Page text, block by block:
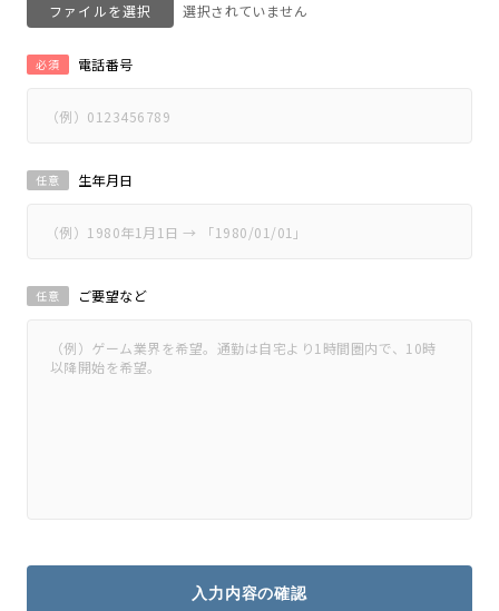
ファイルを選択
電話番号
必須
生年月日
任意
ご要望など
任意
入力内容の確認